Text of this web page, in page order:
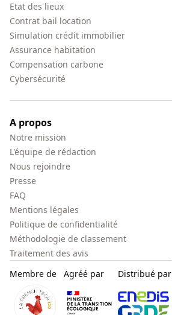
Etat des lieux
Contrat bail location
Simulation crédit immobilier
Assurance habitation
Compensation carbone
Cybersécurité
A propos
Notre mission
L'équipe de rédaction
Nous rejoindre
Presse
FAQ
Mentions légales
Politique de confidentialité
Méthodologie de classement
Traitement des avis
Membre de
Agréé par Distribué par